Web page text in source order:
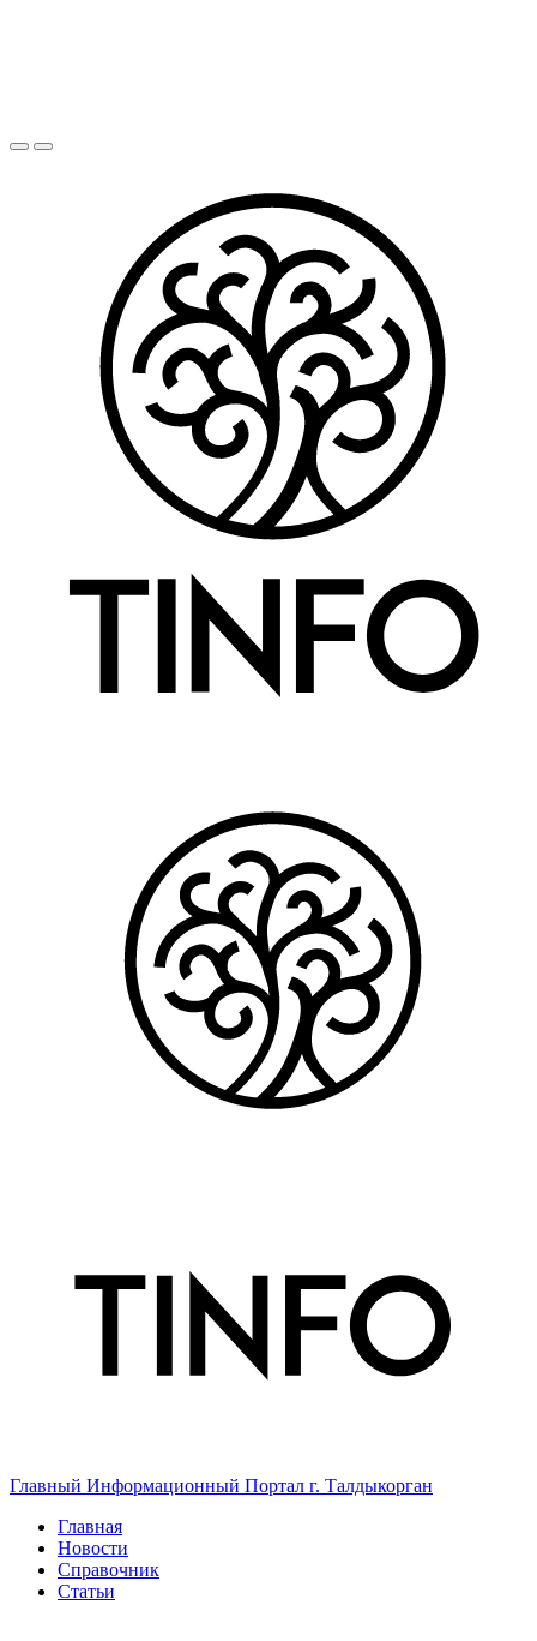
Главный Информационный Портал г. Талдыкорган
Главная
Новости
Справочник
Статьи